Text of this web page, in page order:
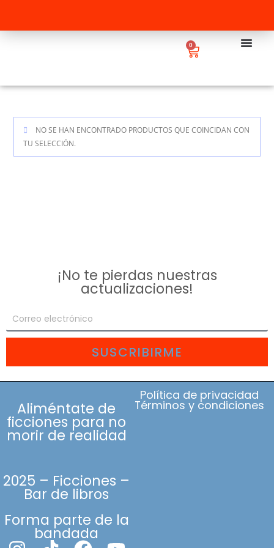
0
NO SE HAN ENCONTRADO PRODUCTOS QUE COINCIDAN CON
TU SELECCIÓN.
¡No te pierdas nuestras
actualizaciones!
SUSCRIBIRME
Aliméntate de
ficciones para no
morir de realidad
2025 – Ficciones –
Bar de libros
Forma parte de la
bandada
Política de privacidad
Términos y condiciones